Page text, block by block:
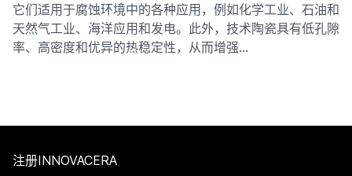
它们适用于腐蚀环境中的各种应用，例如化学工业、石油和
天然气工业、海洋应用和发电。此外，技术陶瓷具有低孔隙
率、高密度和优异的热稳定性，从而增强…
注册INNOVACERA